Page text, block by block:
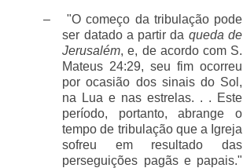
–
"O começo da tribulação pode
ser datado a partir da queda de
Jerusalém, e, de acordo com S.
Mateus 24:29, seu fim ocorreu
por ocasião dos sinais do Sol,
na Lua e nas estrelas. . . Este
período, portanto, abrange o
tempo de tribulação que a Igreja
sofreu em resultado das
perseguições pagãs e papais."